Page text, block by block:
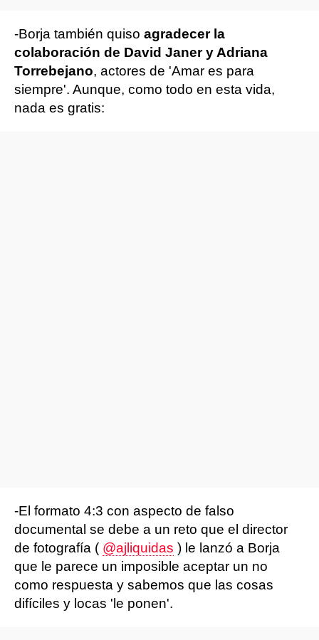
-Borja también quiso agradecer la
colaboración de David Janer y Adriana
Torrebejano, actores de 'Amar es para
siempre'. Aunque, como todo en esta vida,
nada es gratis:
-El formato 4:3 con aspecto de falso
documental se debe a un reto que el director
de fotografía ( @ajliquidas ) le lanzó a Borja
que le parece un imposible aceptar un no
como respuesta y sabemos que las cosas
difíciles y locas 'le ponen'.